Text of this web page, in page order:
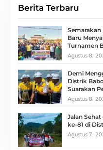
Berita Terbaru
Semarakan
Baru
Turnamen
Agustus 8,
Demi
Distrik
Suarakan
Agustus 8,
Jalan
ke-81 di
Agustus 7,